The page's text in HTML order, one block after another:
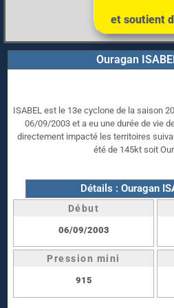
et soutient
Ouragan
ISABEL est le 13e cyclone de la saison
06/09/2003 et a eu une durée de vie
directement impacté les territoires
été de 145kt soit
Détails : Ouragan
Début
06/09/2003
Pression mini
915